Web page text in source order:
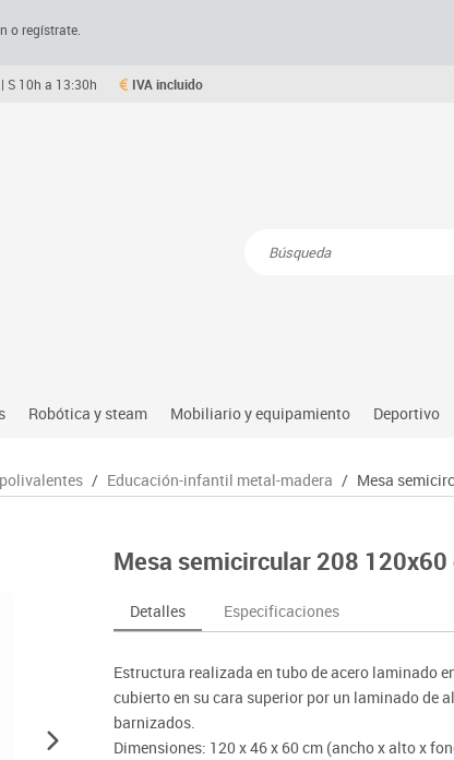
o regístrate.
S 10h a 13:30h IVA incluido
natural, social y cultural
Ordenadores y tablets
Soportes
Videoproyección
Robótica y steam
Robótica educativa
Mobiliario y equipamiento
Mesas comedor plegables y desplegables
Mobiliario oficina y despacho
Mesas escolares, abatibles y polivalentes
Percheros, baldas y taquillas
Sillas, bancos y taburetes
Deportivo
Balones
Foam
/ Educación-infantil metal-madera / Mesa
Mesa semicircular 208
Detalles Especificaciones
Estructura realizada en tubo de acero laminado
cubierto en su cara superior por un laminado de
barnizados.
Dimensiones: 120 x 46 x 60 cm (ancho x alto x